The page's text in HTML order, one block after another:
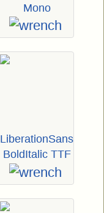
Mono
LiberationSans
BoldItalic TTF